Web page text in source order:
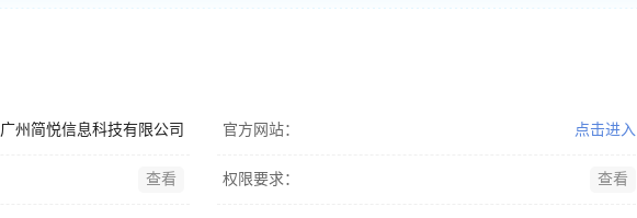
广州简悦信息科技有限公司 官方网站： 点击进入
查看 权限要求： 查看